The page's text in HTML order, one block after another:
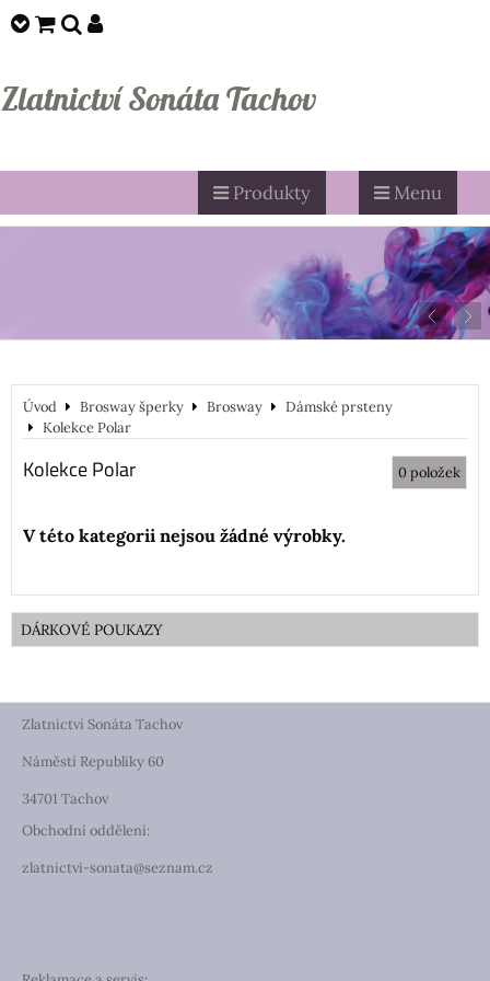
Zlatnictví Sonáta Tachov
Produkty Menu
Úvod Brosway šperky Brosway
Dámské prsteny
Kolekce Polar
Kolekce Polar 0položek
DÁRKOVÉ POUKAZY
Zlatnictví Sonáta Tachov
Náměstí Republiky 60
34701 Tachov
Obchodní oddělení:
zlatnictvi-sonata@seznam.cz